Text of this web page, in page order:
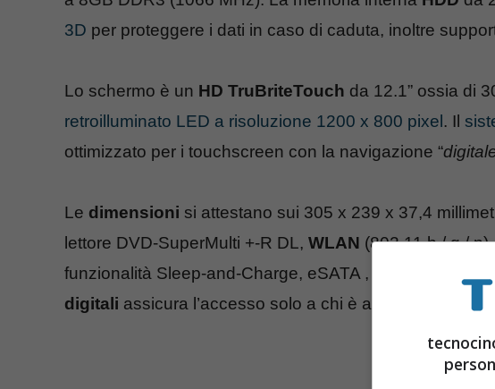
3D per proteggere i dati in caso di caduta, inoltre
Lo schermo è un HD TruBriteTouch da 12.1” ossia di
retroilluminato LED a risoluzione 1200 x 800 pixel . Il
ottimizzato per i touchscreen con la navigazione “
Le dimensioni si attestano sui 305 x 239 x 37,4
lettore DVD-SuperMulti +-R DL, WLAN (802.11 b / g /
funzionalità Sleep-and-Charge, eSATA ,
digitali assicura l’accesso solo a chi è autorizzato.